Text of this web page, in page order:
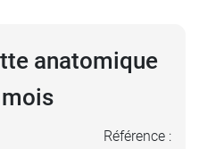
anatomique
Référence :